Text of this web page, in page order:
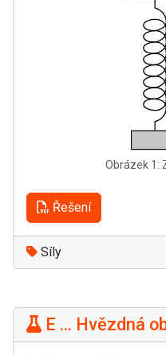
Obrázek 1:
Řešení
Síly
E ... Hvězdná